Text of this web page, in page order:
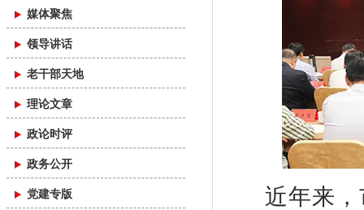
媒体聚焦
领导讲话
老干部天地
理论文章
政论时评
政务公开
党建专版
近年来